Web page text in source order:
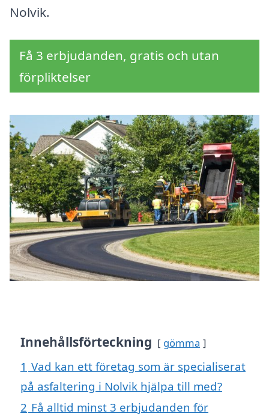
Nolvik.
Få 3 erbjudanden, gratis och utan
förpliktelser
Innehållsförteckning gömma
1 Vad kan ett företag som är specialiserat
på asfaltering i Nolvik hjälpa till med?
2 Få alltid minst 3 erbjudanden för